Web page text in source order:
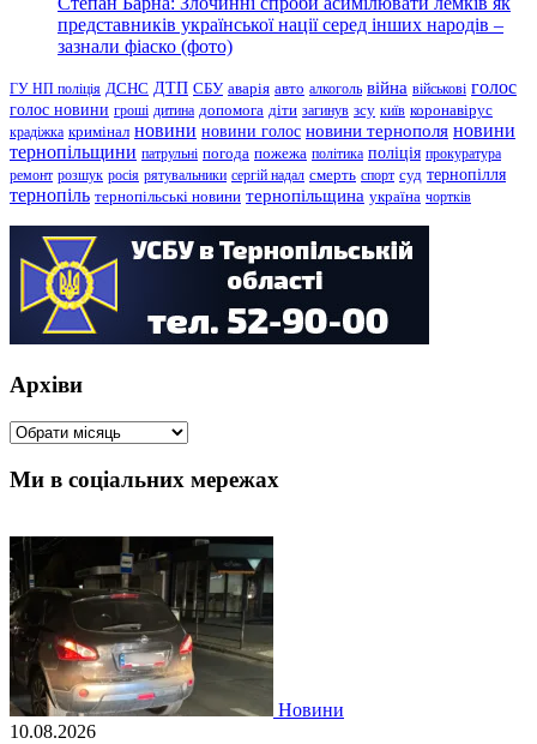
представників української нації серед інших народів –
зазнали фіаско (фото)
ГУ НП поліція ДСНС ДТП СБУ аварія авто алкоголь війна військові голос
голос новини гроші дитина допомога діти загинув зсу київ коронавірус
крадіжка кримінал новини новини голос новини тернополя новини
тернопільщини патрульні погода пожежа політика поліція прокуратура
ремонт розшук росія рятувальники сергій надал смерть спорт суд тернопілля
тернопіль тернопільські новини тернопільщина україна чортків
Архіви
Архіви
Ми в соціальних мережах
Новини
10.08.2026